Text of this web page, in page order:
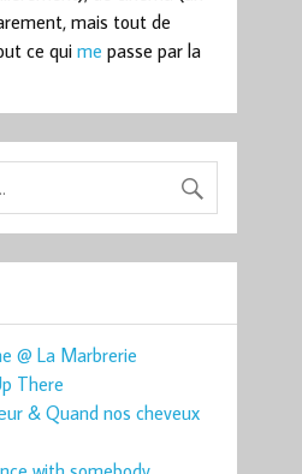
mais tout de
ce quime passe par la
@ La Marbrerie
There
& Quand nos cheveux